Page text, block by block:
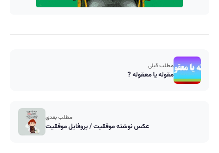
مطلب قبلی
مقوله یا معقوله ?
مطلب بعدی
عکس نوشته موفقیت / پروفایل موفقیت